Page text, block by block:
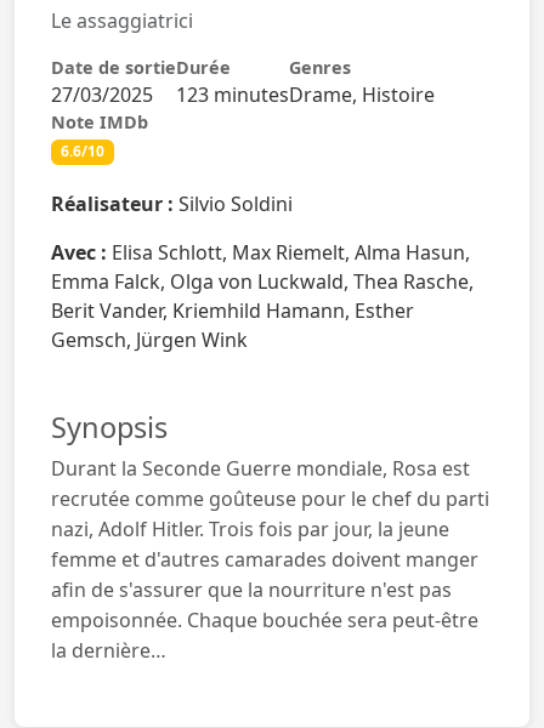
Le assaggiatrici
Date de sortie
27/03/2025
Durée
123 minutes
Genres
Drame, Histoire
Note IMDb
6.6/10
Réalisateur : Silvio Soldini
Avec : Elisa Schlott, Max Riemelt, Alma Hasun,
Emma Falck, Olga von Luckwald, Thea Rasche,
Berit Vander, Kriemhild Hamann, Esther
Gemsch, Jürgen Wink
Synopsis
Durant la Seconde Guerre mondiale, Rosa est
recrutée comme goûteuse pour le chef du parti
nazi, Adolf Hitler. Trois fois par jour, la jeune
femme et d'autres camarades doivent manger
afin de s'assurer que la nourriture n'est pas
empoisonnée. Chaque bouchée sera peut-être
la dernière…